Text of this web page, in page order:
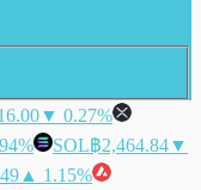
▼ 0.27%
SOL฿2,464.84▼
▲ 1.15%